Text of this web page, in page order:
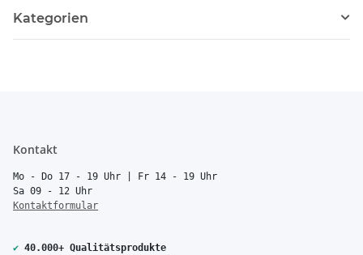
Kategorien
Kontakt
Mo - Do 17 - 19 Uhr | Fr 14 - 19 Uhr
Sa 09 - 12 Uhr
Kontaktformular
✔ 40.000+ Qualitätsprodukte